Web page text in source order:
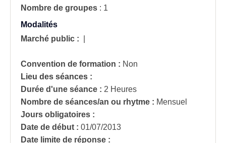
Nombre de groupes : 1
Modalités
Marché public :
Convention de formation : Non
Lieu des séances :
Durée d'une séance : 2 Heures
Nombre de séances/an ou rhytme : Mensuel
Jours obligatoires :
Date de début : 01/07/2013
Date limite de réponse :